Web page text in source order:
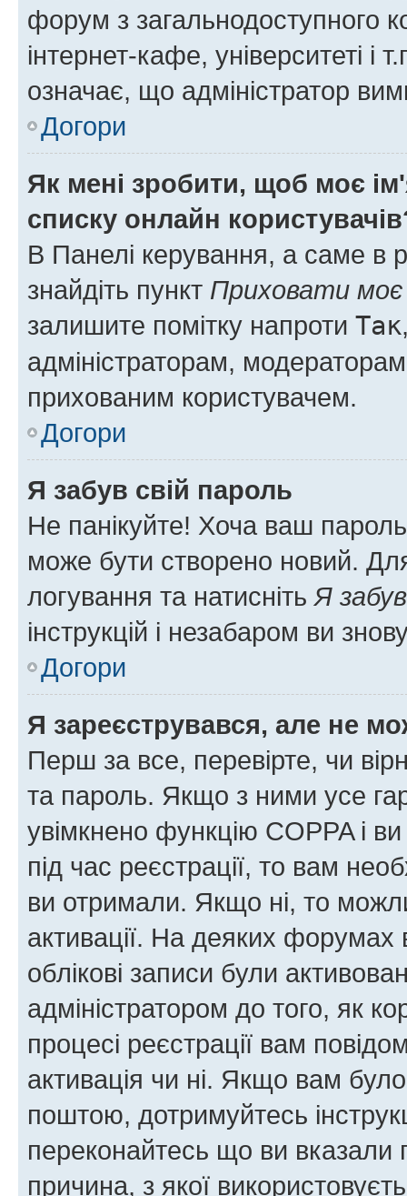
форум з загальнодоступного
інтернет-кафе, університеті і
означає, що адміністратор
Догори
Як мені зробити, щоб моє
списку онлайн
В Панелі керування, а саме в
знайдіть пункт Приховати моє
залишите помітку напроти Так
адміністраторам,
прихованим користувачем.
Догори
Я забув свій пароль
Не панікуйте! Хоча ваш
може бути створено новий.
логування та натисніть Я
інструкцій і незабаром ви
Догори
Я зареєструвався, але не
Перш за все, перевірте, чи
та пароль. Якщо з ними усе
увімкнено функцію COPPA і
під час реєстрації, то вам
ви отримали. Якщо ні, то
активації. На деяких форумах
облікові записи були
адміністратором до того, як
процесі реєстрації вам
активація чи ні. Якщо вам
поштою, дотримуйтесь
переконайтесь що ви
причина, з якої